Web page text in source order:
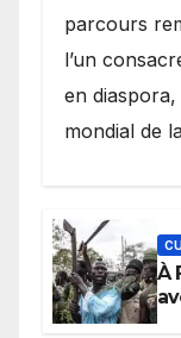
parcours
l’un
en
mondial de
À